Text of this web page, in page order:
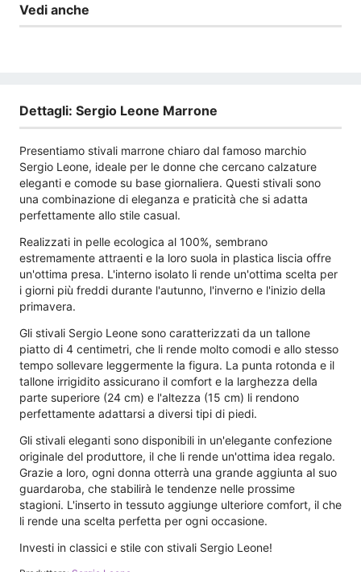
Vedi anche
Dettagli: Sergio Leone Marrone
Presentiamo stivali marrone chiaro dal famoso marchio
Sergio Leone, ideale per le donne che cercano calzature
eleganti e comode su base giornaliera. Questi stivali sono
una combinazione di eleganza e praticità che si adatta
perfettamente allo stile casual.
Realizzati in pelle ecologica al 100%, sembrano
estremamente attraenti e la loro suola in plastica liscia offre
un'ottima presa. L'interno isolato li rende un'ottima scelta per
i giorni più freddi durante l'autunno, l'inverno e l'inizio della
primavera.
Gli stivali Sergio Leone sono caratterizzati da un tallone
piatto di 4 centimetri, che li rende molto comodi e allo stesso
tempo sollevare leggermente la figura. La punta rotonda e il
tallone irrigidito assicurano il comfort e la larghezza della
parte superiore (24 cm) e l'altezza (15 cm) li rendono
perfettamente adattarsi a diversi tipi di piedi.
Gli stivali eleganti sono disponibili in un'elegante confezione
originale del produttore, il che li rende un'ottima idea regalo.
Grazie a loro, ogni donna otterrà una grande aggiunta al suo
guardaroba, che stabilirà le tendenze nelle prossime
stagioni. L'inserto in tessuto aggiunge ulteriore comfort, il che
li rende una scelta perfetta per ogni occasione.
Investi in classici e stile con stivali Sergio Leone!